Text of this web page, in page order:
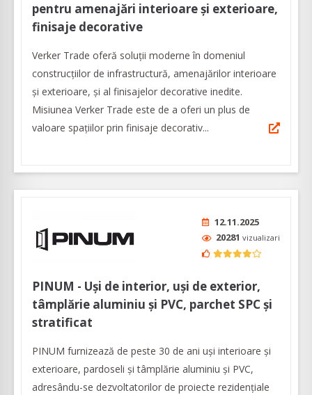
pentru amenajări interioare şi exterioare,
finisaje decorative
Verker Trade oferă soluţii moderne în domeniul
construcţiilor de infrastructură, amenajărilor interioare
şi exterioare, şi al finisajelor decorative inedite.
Misiunea Verker Trade este de a oferi un plus de
valoare spaţiilor prin finisaje decorativ...
12.11.2025
20281 vizualizari
PINUM - Uși de interior, uși de exterior,
tâmplărie aluminiu şi PVC, parchet SPC și
stratificat
PINUM furnizează de peste 30 de ani uși interioare şi
exterioare, pardoseli şi tâmplărie aluminiu şi PVC,
adresându-se dezvoltatorilor de proiecte rezidențiale